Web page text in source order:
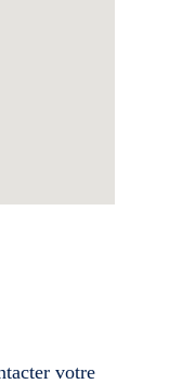
votre